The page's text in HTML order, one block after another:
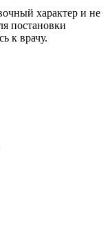
характер и не
постановки
к врачу.